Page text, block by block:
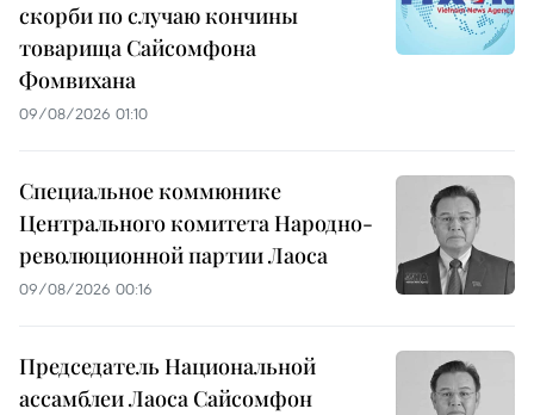
скорби по случаю кончины
товарища Сайсомфона
Фомвихана
09/08/2026 01:10
Специальное коммюнике
Центрального комитета Народно-
революционной партии Лаоса
09/08/2026 00:16
Председатель Национальной
ассамблеи Лаоса Сайсомфон